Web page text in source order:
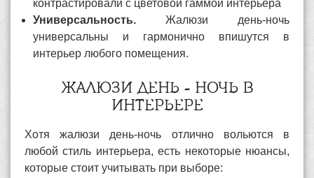
контрастировали с цветовой гаммой интерьера
Универсальность. Жалюзи день-ночь
универсальны и гармонично впишутся в
интерьер любого помещения.
ЖАЛЮЗИ ДЕНЬ - НОЧЬ В
ИНТЕРЬЕРЕ
Хотя жалюзи день-ночь отлично вольются в
любой стиль интерьера, есть некоторые нюансы,
которые стоит учитывать при выборе: